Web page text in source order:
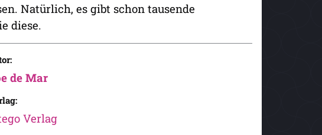
Natürlich, es gibt schon tausende
diese.
de Mar
Verlag